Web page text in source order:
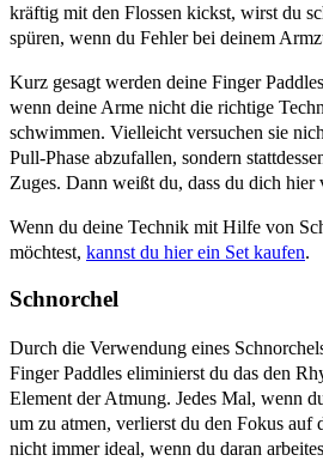
kräftig mit den Flossen kickst, wirst du
spüren, wenn du Fehler bei deinem
Kurz gesagt werden deine Finger
wenn deine Arme nicht die richtige
schwimmen. Vielleicht versuchen sie
Pull-Phase abzufallen, sondern
Zuges. Dann weißt du, dass du dich hier
Wenn du deine Technik mit Hilfe von
möchtest, kannst du hier ein Set kaufen.
Schnorchel
Durch die Verwendung eines
Finger Paddles eliminierst du das den
Element der Atmung. Jedes Mal, wenn
um zu atmen, verlierst du den Fokus auf
nicht immer ideal, wenn du daran